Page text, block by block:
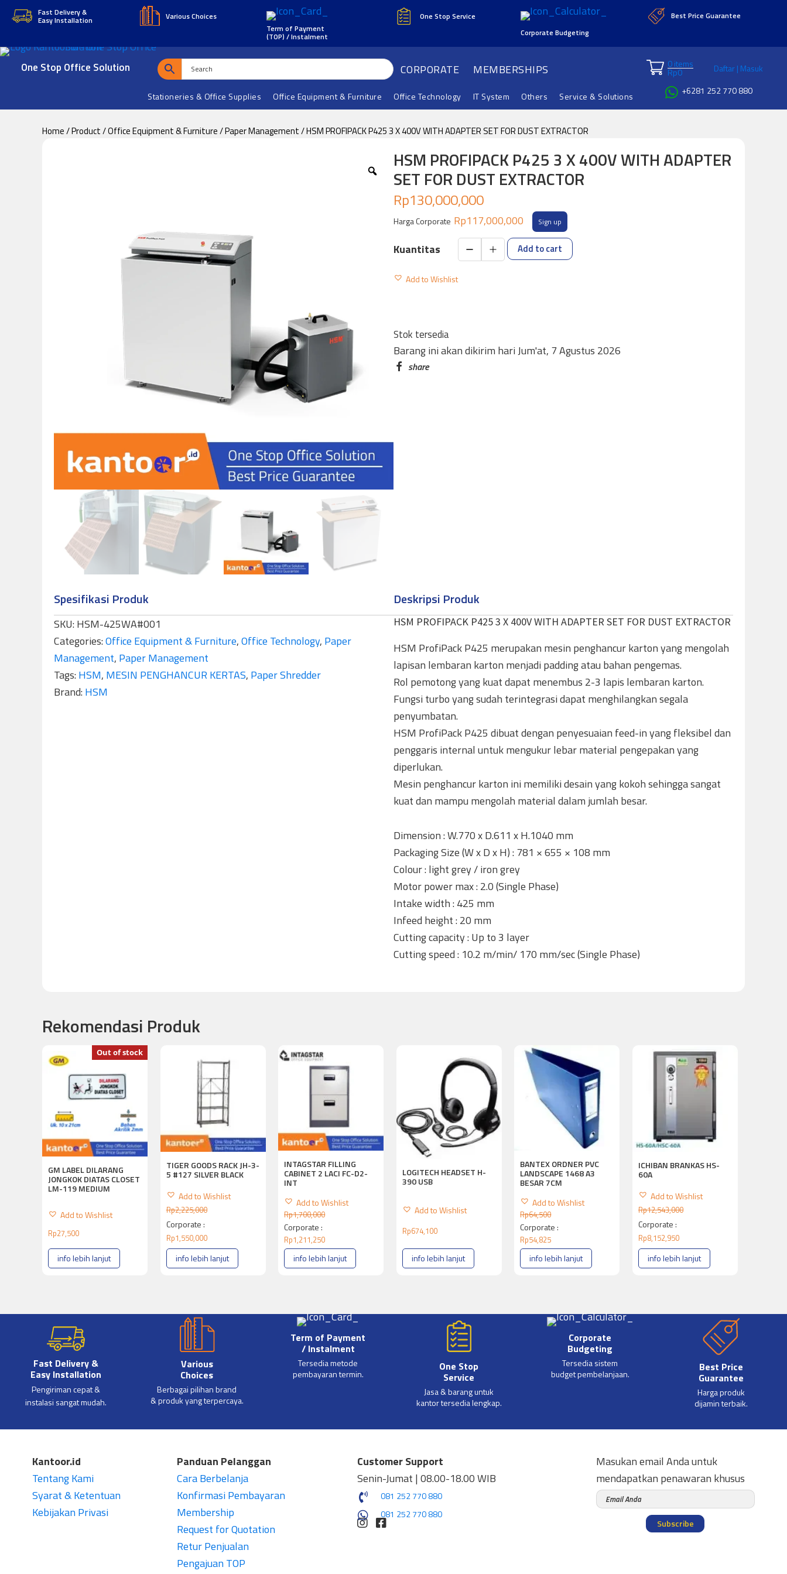
Skip
content
Skip
Fast Delivery &
Easy Installation
Various Choices
Term of Payment
(TOP) / Instalment
One Stop Service
Corporate Budgeting
Best Price Guarantee
One Stop Office Solution CORPORATE MEMBERSHIPS
Stationeries & Office Supplies Office Equipment & Furniture Office Technology IT System Others Service & Solutions
0 items
Rp0
Daftar | Masuk
+6281 252 770 880
Home/Product/Office Equipment & Furniture/Paper Management/ HSM PROFIPACK P425 3 X 400V WITH ADAPTER SET FOR DUST EXTRACTOR
HSM PROFIPACK P425 3 X 400V WITH ADAPTER
SET FOR DUST EXTRACTOR
Stok tersedia
Rp130,000,000
Harga Corporate Rp117,000,000 Sign up
HSM
PROFIPACK
400V
WITH
ADAPTER
EXTRACTOR
Add to cart
Add to Wishlist
Barang ini akan dikirim hari Jum'at, 7 Agustus 2026
Spesifikasi Produk
SKU: HSM-425WA#001
Categories:Office Equipment & Furniture,Office Technology, Paper
Management, Paper Management
Tags: HSM, MESIN PENGHANCUR KERTAS, Paper Shredder
Brand: HSM
Deskripsi Produk
HSM PROFIPACK P425 3 X 400V WITH ADAPTER SET FOR DUST EXTRACTOR
HSM ProfiPack P425 merupakan mesin penghancur karton yang mengolah
lapisan lembaran karton menjadi padding atau bahan pengemas.
Rol pemotong yang kuat dapat menembus 2-3 lapis lembaran karton.
Fungsi turbo yang sudah terintegrasi dapat menghilangkan segala
penyumbatan.
HSM ProfiPack P425 dibuat dengan penyesuaian feed-in yang fleksibel dan
penggaris internal untuk mengukur lebar material pengepakan yang
diperlukan.
Mesin penghancur karton ini memiliki desain yang kokoh sehingga sangat
kuat dan mampu mengolah material dalam jumlah besar.
Dimension : W.770 x D.611 x H.1040 mm
Packaging Size (W x D x H) : 781 × 655 × 108 mm
Colour : light grey / iron grey
Motor power max : 2.0 (Single Phase)
Intake width : 425 mm
Infeed height : 20 mm
Cutting capacity : Up to 3 layer
Cutting speed : 10.2 m/min/ 170 mm/sec (Single Phase)
Rekomendasi Produk
GM LABEL DILARANG
JONGKOK DIATAS CLOSET
LM-119 MEDIUM
Add to Wishlist
Out of stock
Rp27,500
info lebih lanjut
TIGER GOODS RACK JH-3-
5 #127 SILVER BLACK
Add to Wishlist
Rp2,225,000
Corporate :
Rp1,550,000
info lebih lanjut
INTAGSTAR FILLING
CABINET 2 LACI FC-D2-
INT
Add to Wishlist
Rp1,700,000
Corporate :
Rp1,211,250
info lebih lanjut
LOGITECH HEADSET H-
390 USB
Add to Wishlist
Rp674,100
info lebih lanjut
BANTEX ORDNER PVC
LANDSCAPE 1468 A3
BESAR 7CM
Add to Wishlist
Rp64,500
Corporate :
Rp54,825
info lebih lanjut
ICHIBAN BRANKAS HS-
60A
Add to Wishlist
Rp12,543,000
Corporate :
Rp8,152,950
info lebih lanjut
Fast Delivery &
Easy Installation
Pengiriman cepat &
instalasi sangat mudah.
Various
Choices
Berbagai pilihan brand
& produk yang terpercaya.
Term of Payment
/ Instalment
Tersedia metode
pembayaran termin.
One Stop
Service
Jasa & barang untuk
kantor tersedia lengkap.
Corporate
Budgeting
Tersedia sistem
budget pembelanjaan.
Best Price
Guarantee
Harga produk
dijamin terbaik.
Kantoor.id
Tentang Kami
Syarat & Ketentuan
Kebijakan Privasi
Panduan Pelanggan
Cara Berbelanja
Konfirmasi Pembayaran
Membership
Request for Quotation
Retur Penjualan
Pengajuan TOP
Customer Support
Senin-Jumat | 08.00-18.00 WIB
081 252 770 880
081 252 770 880
Masukan email Anda untuk
mendapatkan penawaran khusus
Subscribe